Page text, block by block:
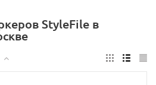
StyleFile в